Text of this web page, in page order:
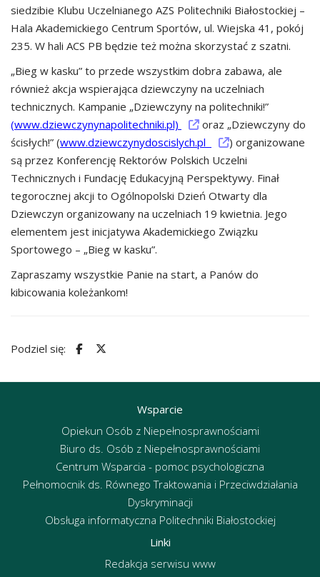
siedzibie Klubu Uczelnianego AZS Politechniki Białostockiej –
Hala Akademickiego Centrum Sportów, ul. Wiejska 41, pokój
235. W hali ACS PB będzie też można skorzystać z szatni.
„Bieg w kasku” to przede wszystkim dobra zabawa, ale
również akcja wspierająca dziewczyny na uczelniach
technicznych. Kampanie „Dziewczyny na politechniki!”
(www.dziewczynynapolitechniki.pl)
oraz „Dziewczyny do
ścisłych!” (www.dziewczynydoscislych.pl
) organizowane
są przez Konferencję Rektorów Polskich Uczelni
Technicznych i Fundację Edukacyjną Perspektywy. Finał
tegorocznej akcji to Ogólnopolski Dzień Otwarty dla
Dziewczyn organizowany na uczelniach 19 kwietnia. Jego
elementem jest inicjatywa Akademickiego Związku
Sportowego – „Bieg w kasku”.
Zapraszamy wszystkie Panie na start, a Panów do
kibicowania koleżankom!
Podziel się:
Wsparcie
Opiekun Osób z Niepełnosprawnościami
Biuro ds. Osób z Niepełnosprawnościami
Centrum Wsparcia - pomoc psychologiczna
Pełnomocnik ds. Równego Traktowania i Przeciwdziałania
Dyskryminacji
Obsługa informatyczna Politechniki Białostockiej
Linki
Redakcja serwisu www